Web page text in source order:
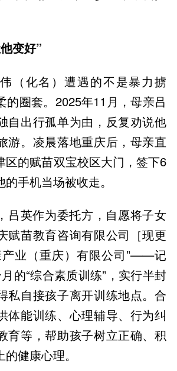
变好”
（化名）遭遇的不是暴力掳
的圈套。2025年11月，母亲吕
自出行孤单为由，反复劝说他
游。凌晨落地重庆后，母亲直
区的赋苗双宝校区大门，签下6
手机当场被收走。
吕英作为委托方，自愿将子女
赋苗教育咨询有限公司［现更
产业（重庆）有限公司”——记
的“综合素质训练”，实行半封
私自接孩子离开训练地点。合
体能训练、心理辅导、行为纠
育等，帮助孩子树立正确、积
健康心理。